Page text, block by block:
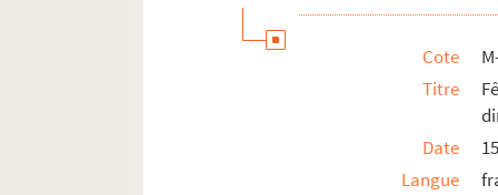
Cote
Titre
Date
Langue